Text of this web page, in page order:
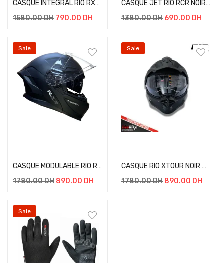
CASQUE INTEGRAL RIO RXR NOIR MATT
1580.00DH 790.00 DH
CASQUE JET RIO RCR NOIR MATT
1380.00DH 690.00 DH
Sale
CASQUE MODULABLE RIO RZR NOIR MATT
1780.00DH 890.00 DH
Sale
CASQUE RIO XTOUR NOIR MAT
1780.00DH 890.00 DH
Sale